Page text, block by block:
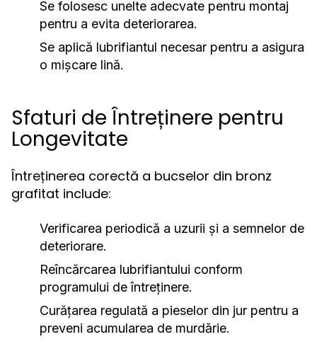
Se folosesc unelte adecvate pentru montaj
pentru a evita deteriorarea.
Se aplică lubrifiantul necesar pentru a asigura
o mișcare lină.
Sfaturi de Întreținere pentru
Longevitate
Întreținerea corectă a bucselor din bronz
grafitat include:
Verificarea periodică a uzurii și a semnelor de
deteriorare.
Reîncărcarea lubrifiantului conform
programului de întreținere.
Curățarea regulată a pieselor din jur pentru a
preveni acumularea de murdărie.